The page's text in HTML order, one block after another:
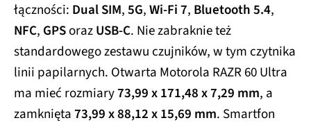
łączności: Dual SIM,5G,Wi-Fi 7, Bluetooth 5.4,
NFC, GPSorazUSB-C. Nie zabraknie też
standardowego zestawu czujników, w tym czytnika
linii papilarnych. Otwarta Motorola RAZR 60 Ultra
ma mieć rozmiary73,99 x 171,48 x 7,29 mm, a
zamknięta73,99 x 88,12 x 15,69 mm. Smartfon